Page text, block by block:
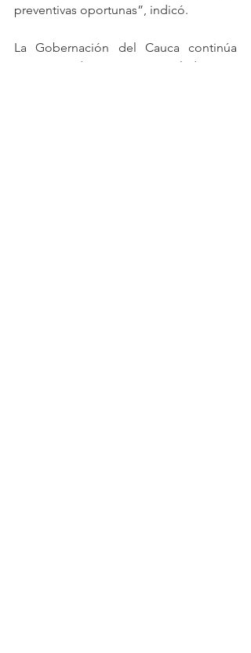
preventivas oportunas”, indicó.
La Gobernación del Cauca continúa
promoviendo acciones articuladas para